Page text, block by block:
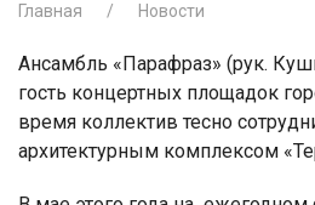
Главная Новости
Ансамбль «Парафраз» (рук.
гость концертных площадок
время коллектив тесно
архитектурным комплексом